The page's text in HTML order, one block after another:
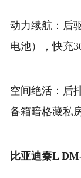
动力续航：后
电池），快充
空间绝活：后
备箱暗格藏私
比亚迪秦L